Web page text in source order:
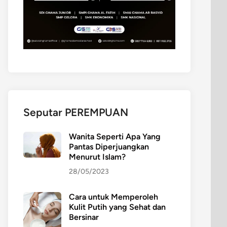
Seputar PEREMPUAN
Wanita Seperti Apa Yang
Pantas Diperjuangkan
Menurut Islam?
28/05/2023
Cara untuk Memperoleh
Kulit Putih yang Sehat dan
Bersinar